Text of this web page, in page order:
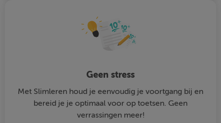
Geen stress
Met Slimleren houd je eenvoudig je voortgang bij en
bereid je je optimaal voor op toetsen. Geen
verrassingen meer!